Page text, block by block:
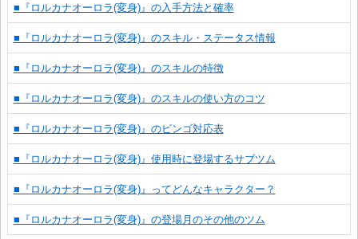
■『ロルカナオーロラ(変身)』の入手方法と確率
■『ロルカナオーロラ(変身)』のスキル・ステータス情報
■『ロルカナオーロラ(変身)』のスキルの特徴
■『ロルカナオーロラ(変身)』のスキルの使い方のコツ
■『ロルカナオーロラ(変身)』のビンゴ対応表
■『ロルカナオーロラ(変身)』使用時に登場するサブツム
■『ロルカナオーロラ(変身)』ってどんなキャラクター？
■『ロルカナオーロラ(変身)』の登場月のその他のツム